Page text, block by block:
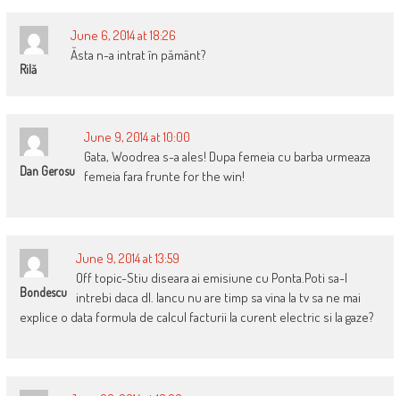
Rilă
June 6, 2014 at 18:26
Ăsta n-a intrat în pământ?
Dan Gerosu
June 9, 2014 at 10:00
Gata, Woodrea s-a ales! Dupa femeia cu barba urmeaza
femeia fara frunte for the win!
Bondescu
June 9, 2014 at 13:59
Off topic-Stiu diseara ai emisiune cu Ponta.Poti sa-l
intrebi daca dl. Iancu nu are timp sa vina la tv sa ne mai
explice o data formula de calcul facturii la curent electric si la gaze?